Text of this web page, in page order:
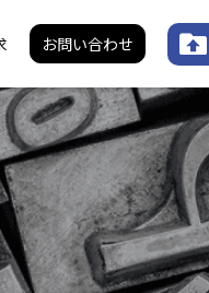
お問い合わせ